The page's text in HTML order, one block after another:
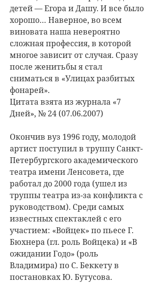
детей — Егора и Дашу. И все было
хорошо… Наверное, во всем
виновата наша невероятно
сложная профессия, в которой
многое зависит от случая. Сразу
после женитьбы я стал
сниматься в «Улицах разбитых
фонарей».
Цитата взята из журнала «7
Дней», № 24 (07.06.2007)
Окончив вуз 1996 году, молодой
артист поступил в труппу Санкт-
Петербургского академического
театра имени Ленсовета, где
работал до 2000 года (ушел из
труппы театра из-за конфликта с
руководством). Среди самых
известных спектаклей с его
участием: «Войцек» по пьесе Г.
Бюхнера (гл. роль Войцека) и «В
ожидании Годо» (роль
Владимира) по С. Беккету в
постановках Ю. Бутусова.